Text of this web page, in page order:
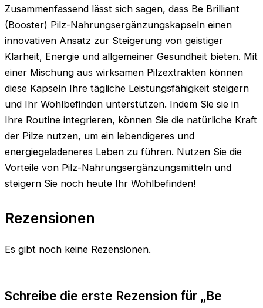
Zusammenfassend lässt sich sagen, dass Be Brilliant
(Booster) Pilz-Nahrungsergänzungskapseln einen
innovativen Ansatz zur Steigerung von geistiger
Klarheit, Energie und allgemeiner Gesundheit bieten. Mit
einer Mischung aus wirksamen Pilzextrakten können
diese Kapseln Ihre tägliche Leistungsfähigkeit steigern
und Ihr Wohlbefinden unterstützen. Indem Sie sie in
Ihre Routine integrieren, können Sie die natürliche Kraft
der Pilze nutzen, um ein lebendigeres und
energiegeladeneres Leben zu führen. Nutzen Sie die
Vorteile von Pilz-Nahrungsergänzungsmitteln und
steigern Sie noch heute Ihr Wohlbefinden!
Rezensionen
Es gibt noch keine Rezensionen.
Schreibe die erste Rezension für „Be